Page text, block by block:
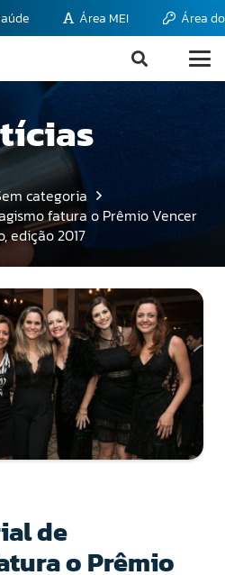
Área MEI Área
categoria
fatura o Prêmio Vencer
edição 2017
de
o Prêmio